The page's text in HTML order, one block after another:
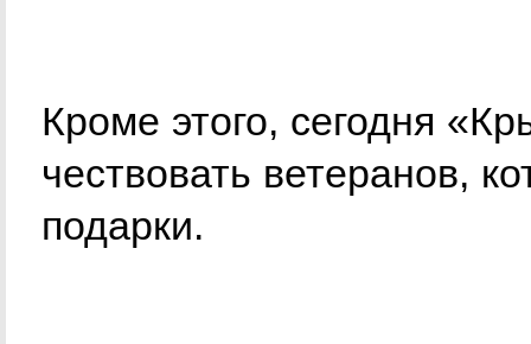
Кроме этого, сегодня
чествовать ветеранов,
подарки.